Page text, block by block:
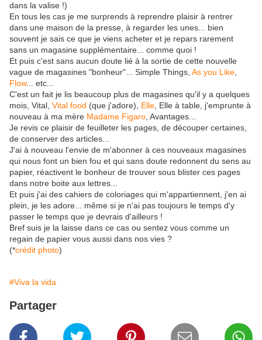
dans la valise !)
En tous les cas je me surprends à reprendre plaisir à rentrer
dans une maison de la presse, à regarder les unes... bien
souvent je sais ce que je viens acheter et je repars rarement
sans un magasine supplémentaire... comme quoi !
Et puis c'est sans aucun doute lié à la sortie de cette nouvelle
vague de magasines "bonheur"... Simple Things, As you Like
Flow... etc...
C'est un fait je lis beaucoup plus de magasines qu'il y a quelques
mois, Vital, Vital food (que j'adore), Elle , Elle à table, j'emprunte à
nouveau à ma mère Madame Figaro , Avantages...
Je revis ce plaisir de feuilleter les pages, de découper certaines,
de conserver des articles...
J'ai à nouveau l'envie de m'abonner à ces nouveaux magasines
qui nous font un bien fou et qui sans doute redonnent du sens au
papier, réactivent le bonheur de trouver sous blister ces pages
dans notre boite aux lettres...
Et puis j'ai des cahiers de coloriages qui m'appartiennent, j'en ai
plein, je les adore... même si je n'ai pas toujours le temps d'y
passer le temps que je devrais d'ailleurs !
Bref suis je la laisse dans ce cas ou sentez vous comme un
regain de papier vous aussi dans nos vies ?
(*crédit photo)
#Viva la vida
Partager